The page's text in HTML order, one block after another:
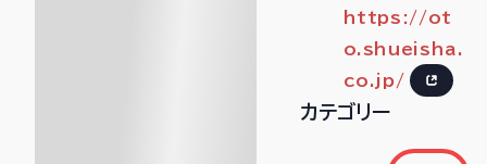
https://ot
o.shueisha.
co.jp/
カテゴリー